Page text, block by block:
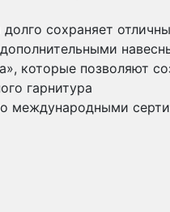
сохраняет
которые позволяют
гарнитура
международными